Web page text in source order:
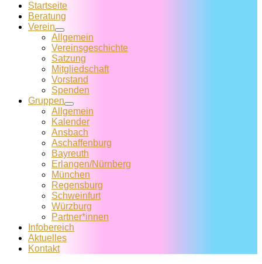
Startseite
Beratung
Verein
Allgemein
Vereins­geschichte
Satzung
Mitglied­schaft
Vorstand
Spenden
Gruppen
Allgemein
Kalender
Ansbach
Aschaffenburg
Bayreuth
Erlangen/Nürnberg
München
Regensburg
Schweinfurt
Würzburg
Partner*innen
Infobereich
Aktuelles
Kontakt